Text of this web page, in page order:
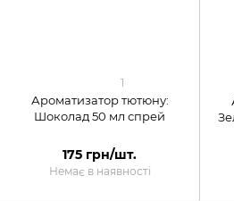
1
Ароматизатор тютюну:
Шоколад 50 мл спрей
175 грн/шт.
Немає в наявності